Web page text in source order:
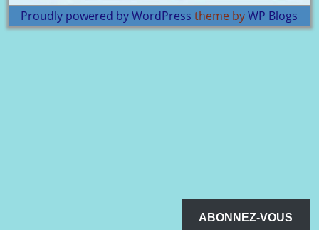
Proudly powered by WordPress theme byWP Blogs
ABONNEZ-VOUS